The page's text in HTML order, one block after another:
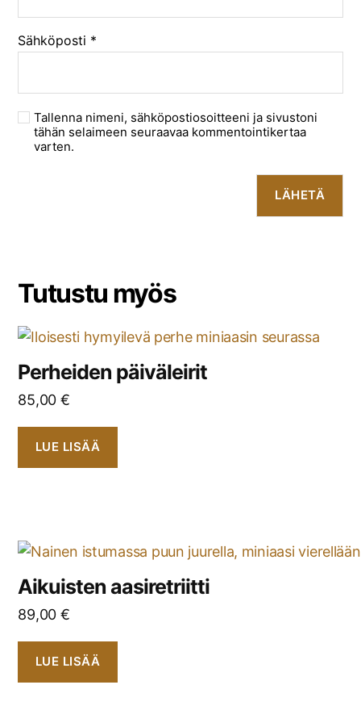
Sähköposti *
Tallenna nimeni, sähköpostiosoitteeni ja sivustoni
tähän selaimeen seuraavaa kommentointikertaa
varten.
Tutustu myös
Perheiden päiväleirit
85,00 €
LUE LISÄÄ
Aikuisten aasiretriitti
89,00 €
LUE LISÄÄ